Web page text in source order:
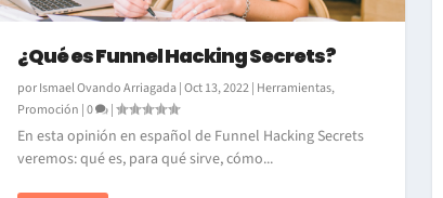
¿Qué es Funnel Hacking Secrets?
porIsmael Ovando Arriagada|Oct 13, 2022| Herramientas,
Promoción |0 |
En esta opinión en español de Funnel Hacking Secrets
veremos: qué es, para qué sirve, cómo...